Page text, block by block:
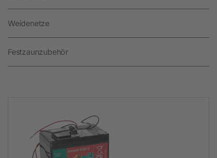
Weidenetze
Festzaunzubehör